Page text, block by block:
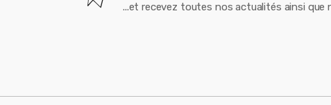
...et recevez toutes nos actualités ainsi que